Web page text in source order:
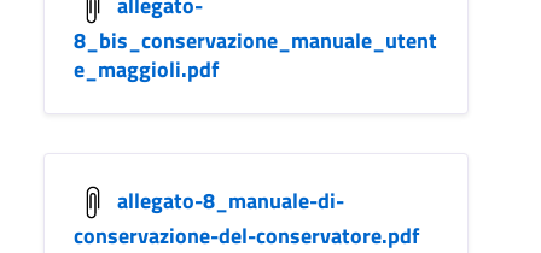
8_bis_conservazione_manuale_utent
e_maggioli.pdf
allegato-8_manuale-di-
conservazione-del-conservatore.pdf